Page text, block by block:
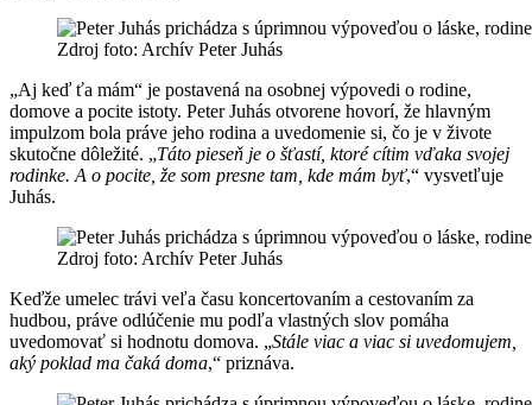
Zdroj foto: Archív Peter Juhás
„Aj keď ťa mám“ je postavená na osobnej výpovedi o rodine,
domove a pocite istoty. Peter Juhás otvorene hovorí, že hlavným
impulzom bola práve jeho rodina a uvedomenie si, čo je v živote
skutočne dôležité. „Táto pieseň je o šťastí, ktoré cítim vďaka svojej
rodinke. A o pocite, že som presne tam, kde mám byť,“ vysvetľuje
Juhás.
Zdroj foto: Archív Peter Juhás
Keďže umelec trávi veľa času koncertovaním a cestovaním za
hudbou, práve odlúčenie mu podľa vlastných slov pomáha
uvedomovať si hodnotu domova. „Stále viac a viac si uvedomujem,
aký poklad ma čaká doma,“ priznáva.